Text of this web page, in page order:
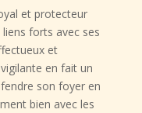
et protecteur
forts avec ses
et
en fait un
son foyer en
bien avec les